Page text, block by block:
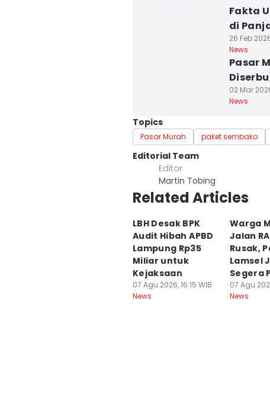
Fakta
di
26 Feb
News
Pasar
02 Mar
News
Topics
Pasar Murah paket sembako
Editorial Team
Editor
Martin Tobing
Related Articles
LBH Desak BPK
Audit Hibah APBD
Lampung Rp35
Miliar untuk
Kejaksaan
07 Agu 2026, 16:15 WIB
News
Warga
Jalan
Rusak,
Lamsel
Segera
07 Agu
News